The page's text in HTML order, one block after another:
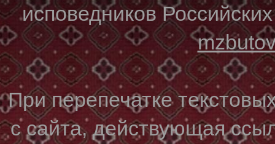
исповедников
При перепечатке
с сайта, действующая